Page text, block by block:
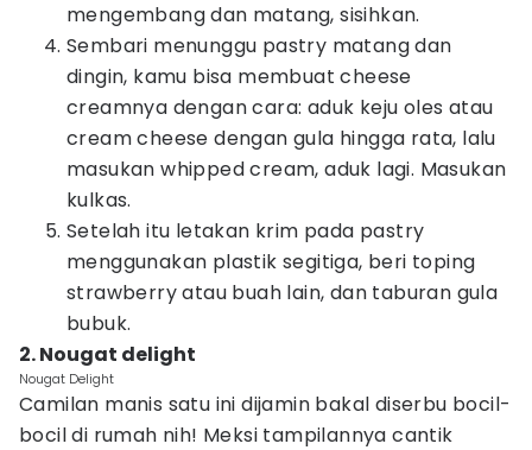
mengembang dan matang, sisihkan.
Sembari menunggu pastry matang dan
dingin, kamu bisa membuat cheese
creamnya dengan cara: aduk keju oles atau
cream cheese dengan gula hingga rata, lalu
masukan whipped cream, aduk lagi. Masukan
kulkas.
Setelah itu letakan krim pada pastry
menggunakan plastik segitiga, beri toping
strawberry atau buah lain, dan taburan gula
bubuk.
2. Nougat delight
Nougat Delight
Camilan manis satu ini dijamin bakal diserbu bocil-
bocil di rumah nih! Meksi tampilannya cantik